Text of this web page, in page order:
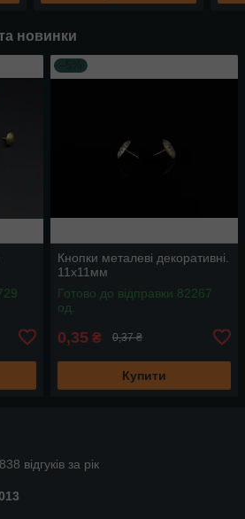
новинки
Кнопки металеві декоративні.
11х11мм
Готово до відправки 82267
од.
0,35 ₴ 0,37 ₴
Купити
відгуків за рік